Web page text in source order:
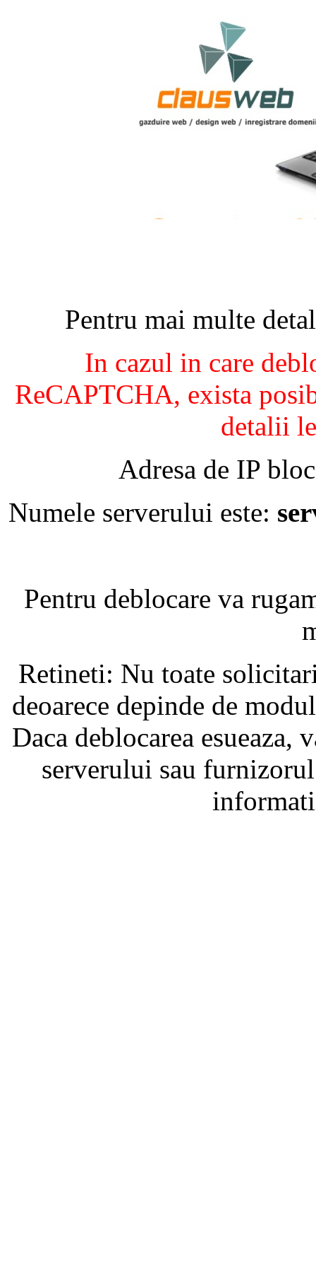
Pentru mai multe
In cazul in care
ReCAPTCHA, exista
detalii
Adresa de IP
Numele serverului este:
Pentru deblocare va
Retineti: Nu toate
deoarece depinde de
Daca deblocarea
serverului sau